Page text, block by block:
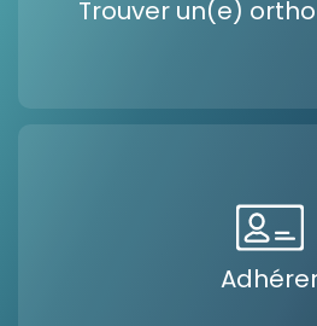
Trouver un(e)